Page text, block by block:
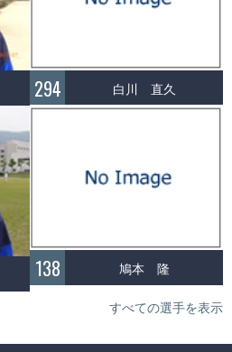
294 白川 直久
138 鳩本 隆
すべての選手を表示